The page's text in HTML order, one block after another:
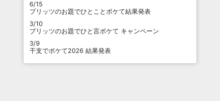
6/15
プリッツのお題でひとことボケて結果発表
3/10
プリッツのお題でひと言ボケて キャンペーン
3/9
干支でボケて2026 結果発表